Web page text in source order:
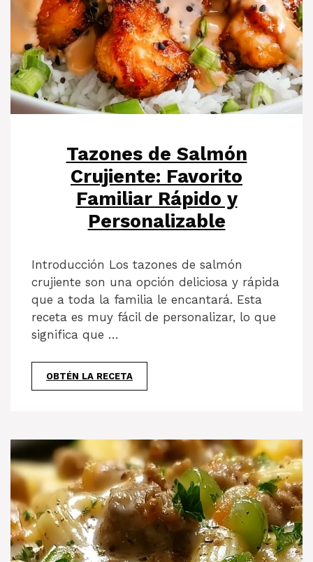
Tazones de Salmón
Crujiente: Favorito
Familiar Rápido y
Personalizable
Introducción Los tazones de salmón
crujiente son una opción deliciosa y rápida
que a toda la familia le encantará. Esta
receta es muy fácil de personalizar, lo que
significa que …
OBTÉN LA RECETA